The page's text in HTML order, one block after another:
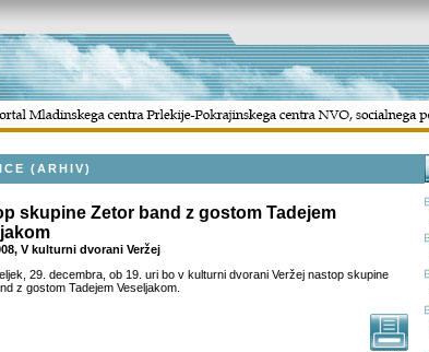
(ARHIV)
skupine Zetor band z gostom Tadejem
V kulturni dvorani Veržej
29. decembra, ob 19. uri bo v kulturni dvorani Veržej nastop skupine
z gostom Tadejem Veseljakom.